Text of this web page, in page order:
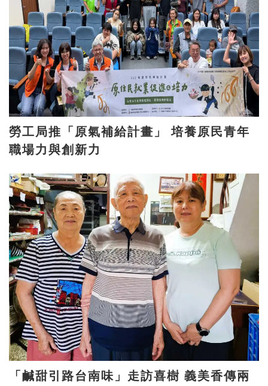
勞工局推「原氣補給計畫」 培養原民青年
職場力與創新力
「鹹甜引路台南味」走訪喜樹 義美香傳兩